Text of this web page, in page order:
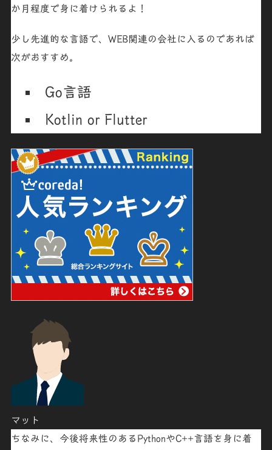
か月程度 で身に着けられるよ ！
少し先進的な言語で、 WEB関連の会社に入るのであれば
次がおすすめ。
Go言語
Kotlin or Flutter
マット
ちなみに、今後将来性のある PythonやC++言語を身に着